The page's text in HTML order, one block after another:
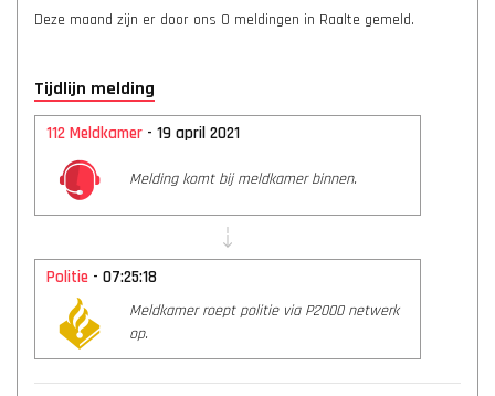
Deze maand zijn er door ons 0 meldingen in Raalte gemeld.
Tijdlijn melding
112 Meldkamer - 19 april 2021
Melding komt bij meldkamer binnen.
Politie - 07:25:18
Meldkamer roept politie via P2000 netwerk
op.